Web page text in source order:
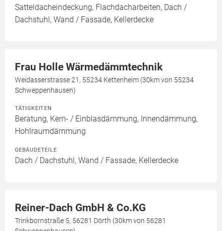
Satteldacheindeckung, Flachdacharbeiten, Dach /
Dachstuhl, Wand / Fassade, Kellerdecke
Frau Holle Wärmedämmtechnik
Weidasserstrasse 21, 55234 Kettenheim (30km von 55234
Schweppenhausen)
TÄTIGKEITEN
Beratung, Kern- / Einblasdämmung, Innendämmung,
Hohlraumdämmung
GEBÄUDETEILE
Dach / Dachstuhl, Wand / Fassade, Kellerdecke
Reiner-Dach GmbH & Co.KG
Trinkbornstraße 5, 56281 Dörth (30km von 56281